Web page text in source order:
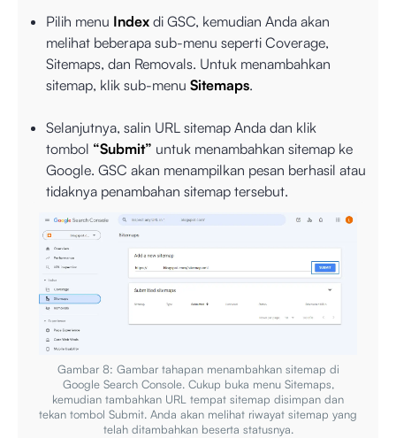
Pilih menu Index di GSC, kemudian Anda akan
melihat beberapa sub-menu seperti Coverage,
Sitemaps, dan Removals. Untuk menambahkan
sitemap, klik sub-menu Sitemaps.
Selanjutnya, salin URL sitemap Anda dan klik
tombol “Submit” untuk menambahkan sitemap ke
Google. GSC akan menampilkan pesan berhasil atau
tidaknya penambahan sitemap tersebut.
Gambar 8: Gambar tahapan menambahkan sitemap di
Google Search Console. Cukup buka menu Sitemaps,
kemudian tambahkan URL tempat sitemap disimpan dan
tekan tombol Submit. Anda akan melihat riwayat sitemap yang
telah ditambahkan beserta statusnya.